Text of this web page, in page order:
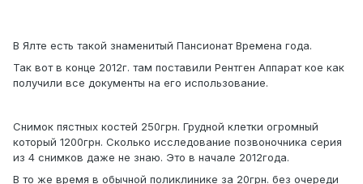
В Ялте есть такой знаменитый Пансионат Времена года.
Так вот в конце 2012г. там поставили Рентген Аппарат кое как
получили все документы на его использование.
Снимок пястных костей 250грн. Грудной клетки огромный
который 1200грн. Сколько исследование позвоночника серия
из 4 снимков даже не знаю. Это в начале 2012года.
В то же время в обычной поликлинике за 20грн. без очереди